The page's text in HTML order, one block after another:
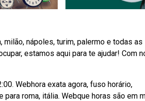
milão, nápoles, turim, palermo e todas as
estamos aqui para te ajudar! Com
Webhora exata agora, fuso horário,
roma, itália. Webque horas são em